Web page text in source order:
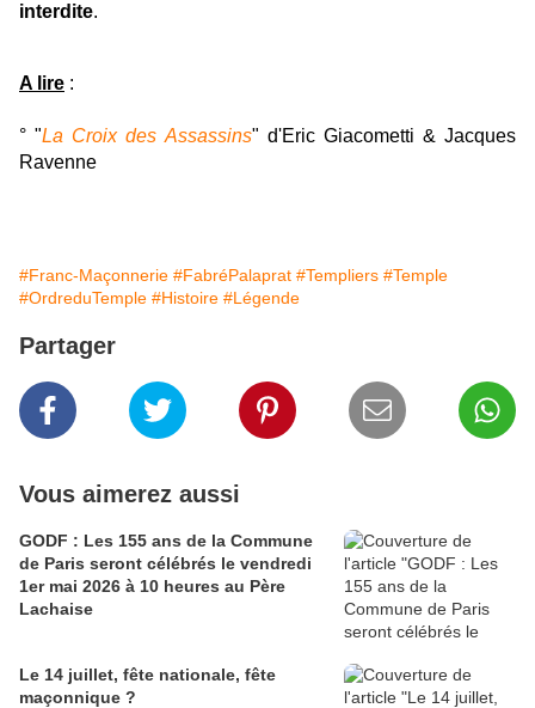
interdite.
A lire :
° "La Croix des Assassins" d'Eric Giacometti & Jacques
Ravenne
#Franc-Maçonnerie #FabréPalaprat #Templiers #Temple
#OrdreduTemple #Histoire #Légende
Partager
Vous aimerez aussi
GODF : Les 155 ans de la Commune
de Paris seront célébrés le vendredi
1er mai 2026 à 10 heures au Père
Lachaise
Le 14 juillet, fête nationale, fête
maçonnique ?